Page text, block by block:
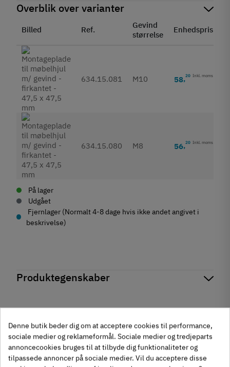
Overblik over varianter
Billed Ref.
Gevind
størrelse
Enhedspris
634.15.081 M10 58,20 Inkl. moms
634.15.080 M8 56,20 Inkl. moms
På lager
Udgået
Fjernlager (Normalt 4-8 dage hvis ikke andet angivet i
beskrivelse)
Produktegenskaber
Produktinformation
Materiale
Zinklegering
chat Anmeldelser (0)
Andre købte også
-50% -60%
Denne butik beder dig om at acceptere cookies til performance,
sociale medier og reklameformål. Sociale medier og tredjeparts
annoncecookies bruges til at tilbyde dig funktionaliteter og
tilpassede annoncer på sociale medier. Vil du acceptere disse